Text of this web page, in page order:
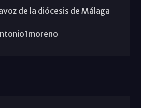
de la diócesis de Málaga